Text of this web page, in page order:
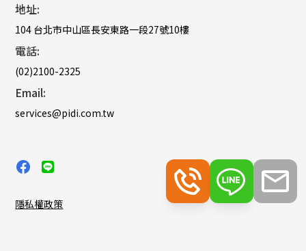
地址:
104 台北市中山區長安東路一段27號10樓
電話:
(02)2100-2325
Email:
services@pidi.com.tw
隱私權政策